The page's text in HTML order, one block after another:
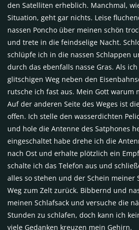
den Satelliten erheblich. Manchmal,
Situation, geht gar nichts. Leise
nassen Poncho über meinen schön
und trete in die feindselige Nacht.
schlüpfe ich in die nassen Schlappen
durch das ebenfalls nasse Gras. Als
glitschigen Weg neben den
rutsche ich fast aus. Mein Gott warum
Auf der anderen Seite des Weges ist
offen. Ich stelle den wasserdichten
und hole die Antenne des Satphones
eingeschaltet habe drehe ich die
nach Ost und erhalte plötzlich ein
schalte ich das Telefon aus und
alles so stehen und der Schein meiner
Weg zum Zelt zurück. Bibbernd und
meinen Schlafsack und versuche die
Stunden zu schlafen, doch kann ich
viele Gedanken kreuzen mein Gehirn.